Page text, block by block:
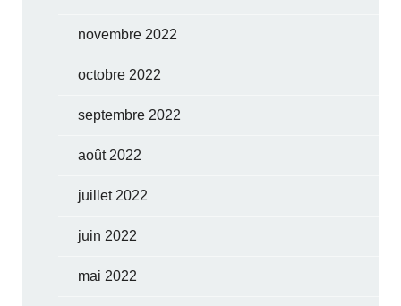
novembre 2022
octobre 2022
septembre 2022
août 2022
juillet 2022
juin 2022
mai 2022